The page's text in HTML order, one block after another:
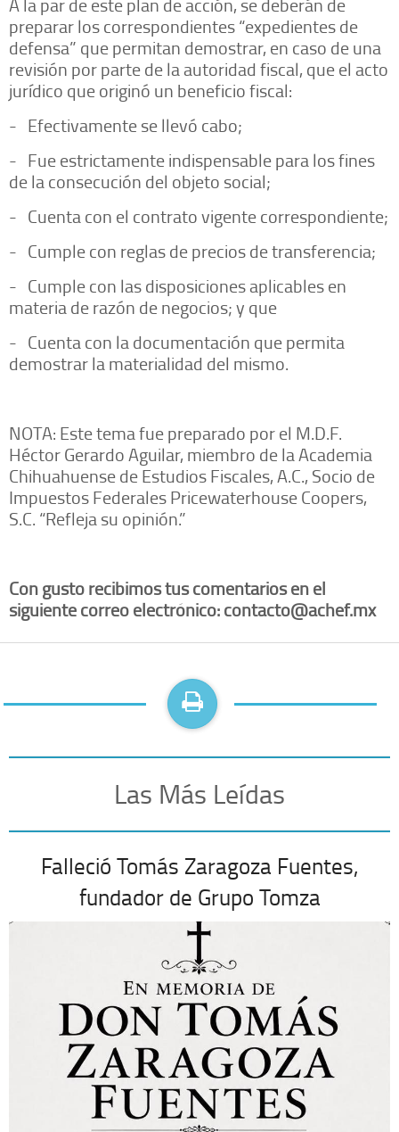
preparar los correspondientes “expedientes de
defensa” que permitan demostrar, en caso de una
revisión por parte de la autoridad fiscal, que el acto
jurídico que originó un beneficio fiscal:
- Efectivamente se llevó cabo;
- Fue estrictamente indispensable para los fines
de la consecución del objeto social;
- Cuenta con el contrato vigente correspondiente;
- Cumple con reglas de precios de transferencia;
- Cumple con las disposiciones aplicables en
materia de razón de negocios; y que
- Cuenta con la documentación que permita
demostrar la materialidad del mismo.
NOTA: Este tema fue preparado por el M.D.F.
Héctor Gerardo Aguilar, miembro de la Academia
Chihuahuense de Estudios Fiscales, A.C., Socio de
Impuestos Federales Pricewaterhouse Coopers,
S.C. “Refleja su opinión.”
Con gusto recibimos tus comentarios en el
siguiente correo electrónico: contacto@achef.mx
Las Más Leídas
Falleció Tomás Zaragoza Fuentes,
fundador de Grupo Tomza